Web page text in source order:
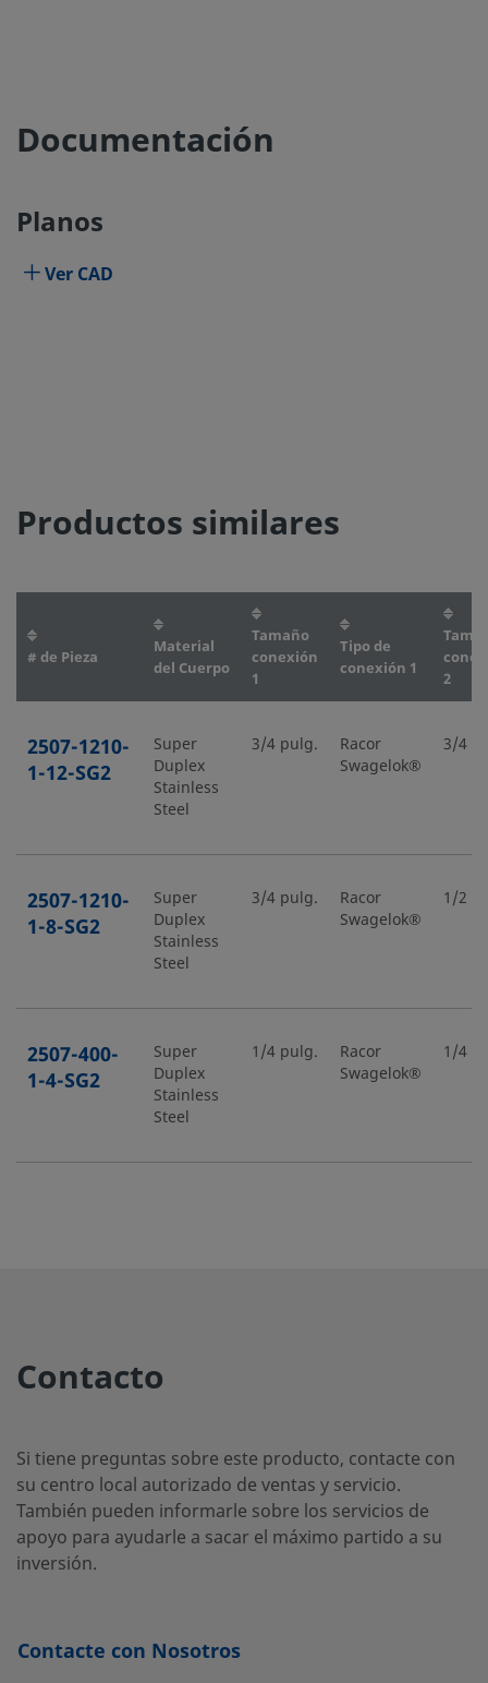
Documentación
Planos
Ver CAD
Productos similares
# de Pieza
Material
del Cuerpo
Tamaño
conexión
1
Tipo de
conexión 1
2
2507-1210-
1-12-SG2
Super
Duplex
Stainless
Steel
3/4 pulg.
Racor
Swagelok®
3/4
2507-1210-
1-8-SG2
Super
Duplex
Stainless
Steel
3/4 pulg.
Racor
Swagelok®
1/2
2507-400-
1-4-SG2
Super
Duplex
Stainless
Steel
1/4 pulg.
Racor
Swagelok®
1/4
2507-400-
2-4-SG2
Duplex
2507-400-
3-SG2
Super
Duplex
1/4 pulg.
Racor
Swagelok®
Contacto
Si tiene preguntas sobre este producto, contacte con
su centro local autorizado de ventas y servicio.
También pueden informarle sobre los servicios de
apoyo para ayudarle a sacar el máximo partido a su
inversión.
Contacte con Nosotros